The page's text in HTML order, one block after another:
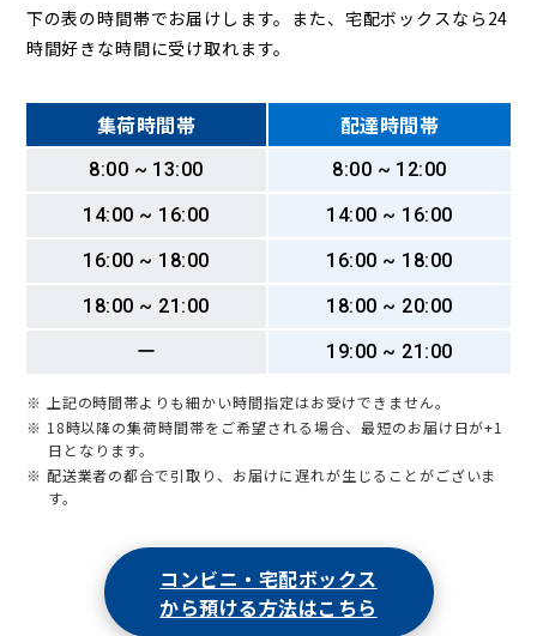
下の表の時間帯でお届けします。また、宅配ボックスなら24
時間好きな時間に受け取れます。
集荷時間帯 配達時間帯
8:00 ~ 13:00
8:00 ~ 12:00
14:00 ~ 16:00
14:00 ~ 16:00
16:00 ~ 18:00
16:00 ~ 18:00
18:00 ~ 21:00
18:00 ~ 20:00
ー
19:00 ~ 21:00
※ 上記の時間帯よりも細かい時間指定はお受けできません。
※ 18時以降の集荷時間帯をご希望される場合、最短のお届け日が+1
日となります。
※ 配送業者の都合で引取り、お届けに遅れが生じることがございま
す。
コンビニ・宅配ボックス
から預ける方法はこちら